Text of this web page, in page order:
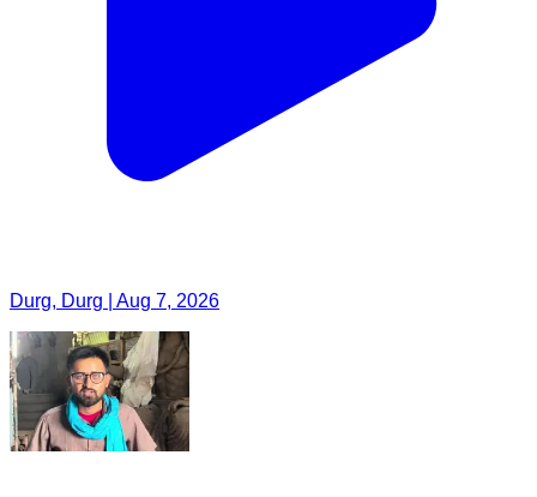
Durg, Durg | Aug 7, 2026